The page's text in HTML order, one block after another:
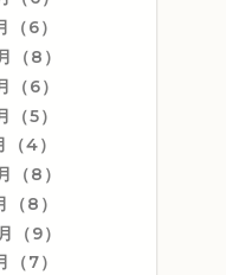
6）
8）
6）
5）
4）
（8）
8）
（9）
7）